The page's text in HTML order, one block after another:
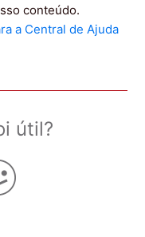
conteúdo.
a Central de Ajuda
útil?